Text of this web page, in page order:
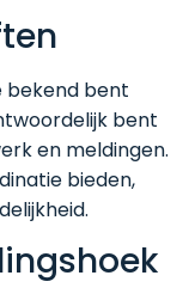
bekend bent
bent
en meldingen.
bieden,